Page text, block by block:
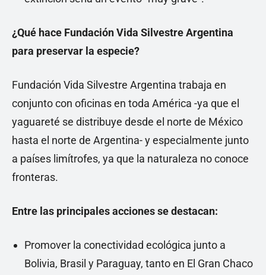
¿Qué hace Fundación Vida Silvestre Argentina
para preservar la especie?
Fundación Vida Silvestre Argentina trabaja en
conjunto con oficinas en toda América -ya que el
yaguareté se distribuye desde el norte de México
hasta el norte de Argentina- y especialmente junto
a países limítrofes, ya que la naturaleza no conoce
fronteras.
Entre las principales acciones se destacan:
Promover la conectividad ecológica junto a
Bolivia, Brasil y Paraguay, tanto en El Gran Chaco